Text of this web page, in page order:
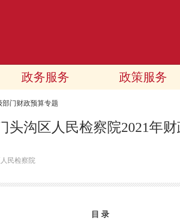
政务服务 政策服务
部门财政预算专题
头沟区人民检察院2021年
民检察院
目 录